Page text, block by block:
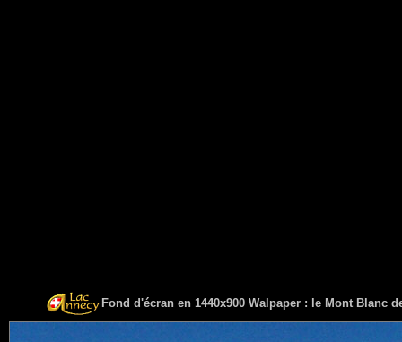
Fond d'écran en 1440x900 Walpaper : le Mont Blanc